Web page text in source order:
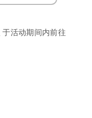
活动期间内前往